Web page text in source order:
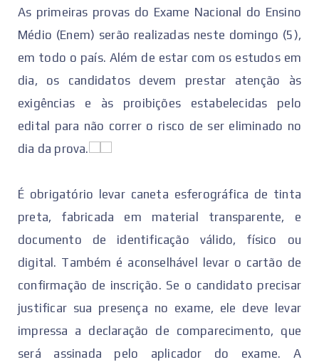
As primeiras provas do Exame Nacional do Ensino
Médio (Enem) serão realizadas neste domingo (5),
em todo o país. Além de estar com os estudos em
dia, os candidatos devem prestar atenção às
exigências e às proibições estabelecidas pelo
edital para não correr o risco de ser eliminado no
dia da prova.
É obrigatório levar caneta esferográfica de tinta
preta, fabricada em material transparente, e
documento de identificação válido, físico ou
digital. Também é aconselhável levar o cartão de
confirmação de inscrição. Se o candidato precisar
justificar sua presença no exame, ele deve levar
impressa a declaração de comparecimento, que
será assinada pelo aplicador do exame. A